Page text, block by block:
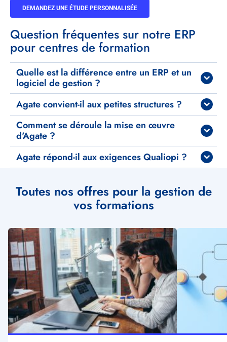
DEMANDEZ UNE ÉTUDE PERSONNALISÉE
Titre
Question fréquentes sur notre ERP
pour centres de formation
FAQ
Quelle est la différence entre un ERP et un
logiciel de gestion ?
Agate convient-il aux petites structures ?
Comment se déroule la mise en œuvre
d'Agate ?
Agate répond-il aux exigences Qualiopi ?
Toutes nos offres pour la gestion de
vos formations
Illustration
vignette
Illustration